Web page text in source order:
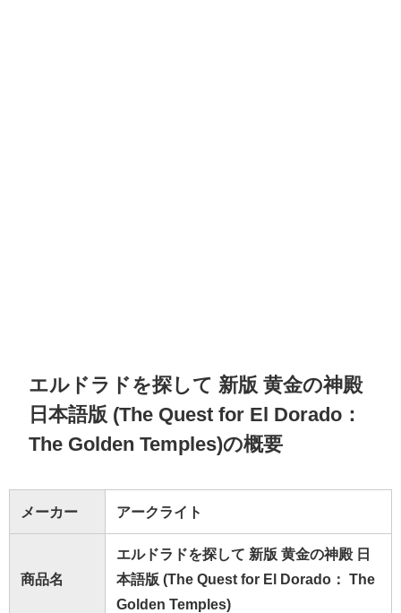
エルドラドを探して 新版 黄金の神殿
日本語版 (The Quest for El Dorado：
The Golden Temples)の概要
メーカー アークライト
商品名
エルドラドを探して 新版 黄金の神殿 日
本語版 (The Quest for El Dorado： The
Golden Temples)